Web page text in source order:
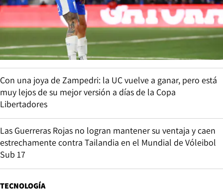
Con una joya de Zampedri: la UC vuelve a ganar, pero está
muy lejos de su mejor versión a días de la Copa
Libertadores
Las Guerreras Rojas no logran mantener su ventaja y caen
estrechamente contra Tailandia en el Mundial de Vóleibol
Sub 17
TECNOLOGÍA